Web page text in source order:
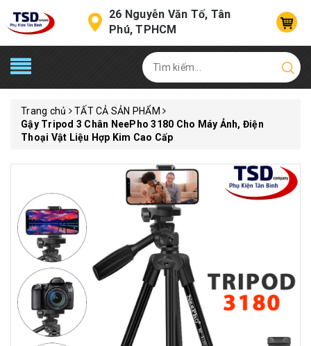
26 Nguyễn Văn Tố, Tân
Phú, TPHCM
Trang chủ
TẤT CẢ SẢN PHẨM
Gậy Tripod 3 Chân NeePho 3180 Cho Máy Ảnh, Điện
Thoại Vật Liệu Hợp Kim Cao Cấp